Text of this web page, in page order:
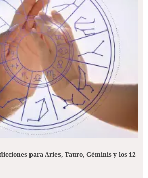
para Aries, Tauro, Géminis y los 12